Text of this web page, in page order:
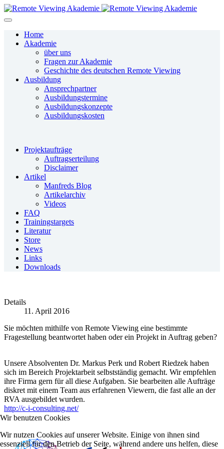
Home
Akademie
über uns
Fragen zur Akademie
Geschichte des deutschen Remote Viewing
Ausbildung
Ansprechpartner
Ausbildungstermine
Ausbildungskonzepte
Ausbildungskosten
Projektaufträge
Auftragserteilung
Disclaimer
Artikel
Manfreds Blog
Artikelarchiv
Videos
FAQ
Trainingstargets
Literatur
Store
News
Links
Downloads
Details
11. April 2016
Sie möchten mithilfe von Remote Viewing eine bestimmte
Fragestellung beantwortet haben oder ein Projekt in Auftrag geben?
Unsere Absolventen Dr. Markus Perk und Robert Riedzek haben
sich im Bereich Projektarbeit selbstständig gemacht. Wir empfehlen
ihre Firma gern für all diese Aufgaben. Sie bearbeiten alle Aufträge
diskret mit einem Team aus erfahrenen Viewern, die fast alle an der
RVA ausgebildet wurden.
http://c-i-consulting.net/
Wir benutzen Cookies
Wir nutzen Cookies auf unserer Website. Einige von ihnen sind
essenziell für den Betrieb der Seite, während andere uns helfen, diese